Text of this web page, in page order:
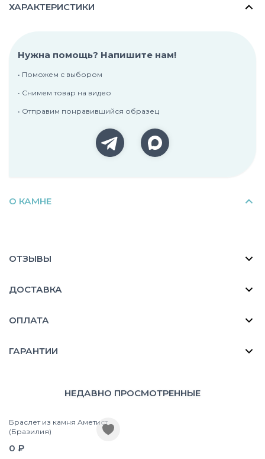
ХАРАКТЕРИСТИКИ
Нужна помощь? Напишите нам!
• Поможем с выбором
• Снимем товар на видео
• Отправим понравившийся образец
О КАМНЕ
ОТЗЫВЫ
ДОСТАВКА
ОПЛАТА
ГАРАНТИИ
НЕДАВНО ПРОСМОТРЕННЫЕ
Браслет из камня Аметист
(Бразилия)
0 ₽